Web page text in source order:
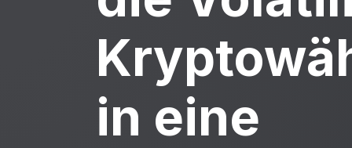
in eine